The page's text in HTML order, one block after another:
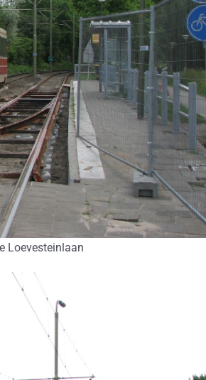
Loevesteinlaan